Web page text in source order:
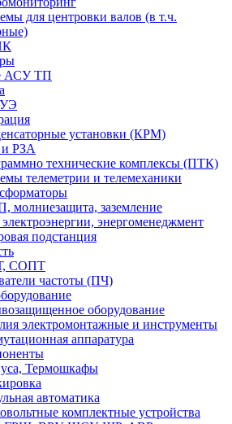
для центровки валов (в т.ч.
АСУ ТП
установки (КРМ)
РЗА
технические комплексы (ПТК)
телеметрии и телемеханики
молниезащита, заземление
энергоменеджмент
подстанция
СОПТ
частоты (ПЧ)
оборудование
электромонтажные и инструменты
аппаратура
Термошкафы
автоматика
комплектные устройства